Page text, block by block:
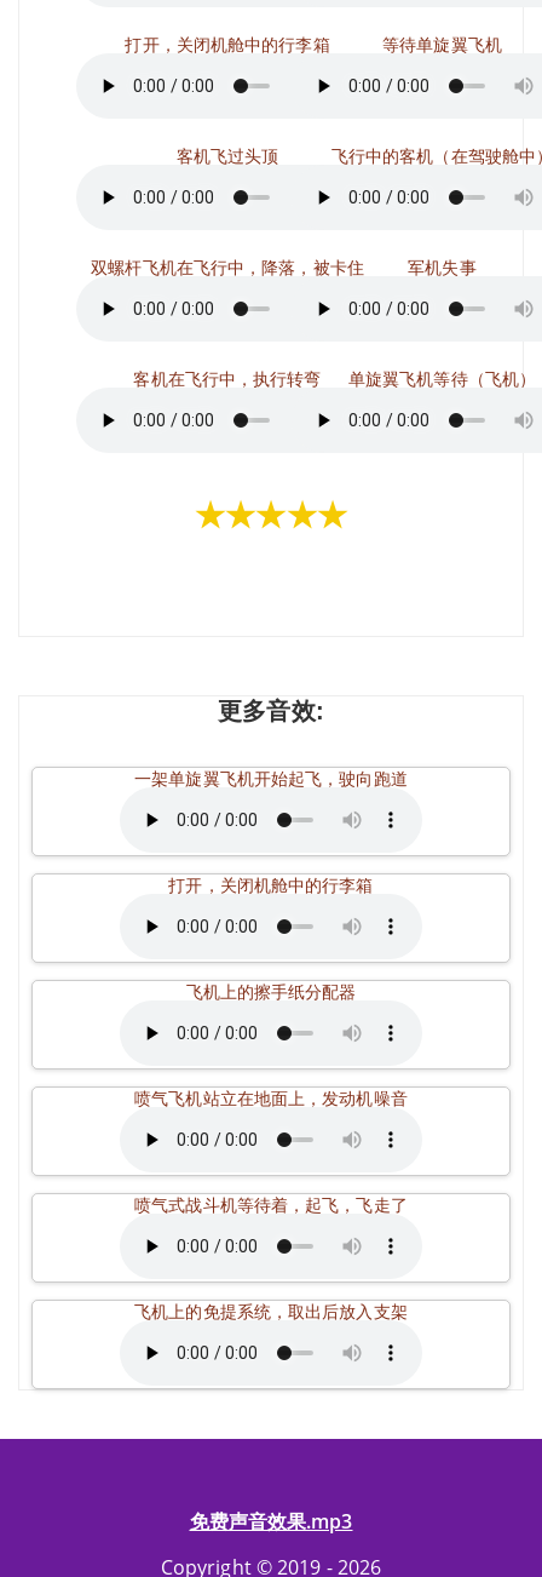
打开，关闭机舱中的行李箱
客机飞过头顶
双螺杆飞机在飞行中，降落，被卡住
客机在飞行中，执行转弯
等待单旋翼飞机
飞行中的客机（在驾驶舱中
军机失事
单旋翼飞机等待（飞机）
★★★★★
更多音效:
一架单旋翼飞机开始起飞，驶向跑道
打开，关闭机舱中的行李箱
飞机上的擦手纸分配器
喷气飞机站立在地面上，发动机噪音
喷气式战斗机等待着，起飞，飞走了
飞机上的免提系统，取出后放入支架
免费声音效果.mp3
Copyright © 2019 - 2026